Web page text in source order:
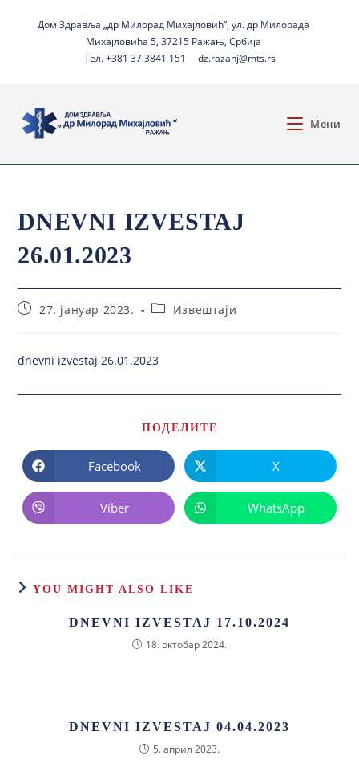
Дом Здравља „др Милорад Михајловић“, ул. др Милорада
Михајловића 5, 37215 Ражањ, Србија
Тел. +381 37 3841 151
dz.razanj@mts.rs
Мени
DNEVNI IZVESTAJ
26.01.2023
27. јануар 2023. Извештаји
dnevni izvestaj 26.01.2023
ПОДЕЛИТЕ
Facebook X
Viber WhatsApp
YOU MIGHT ALSO LIKE
DNEVNI IZVESTAJ 17.10.2024
18. октобар 2024.
DNEVNI IZVESTAJ 04.04.2023
5. април 2023.